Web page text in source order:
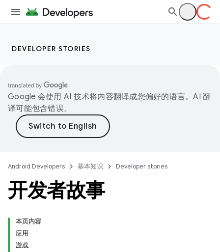
DEVELOPER STORIES
Google 会使用 AI 技术将内容翻译成您偏好的语言。AI 翻
译可能包含错误。
Android Developers 基本知识 Developer stories
开发者故事
本页内容
应用
游戏